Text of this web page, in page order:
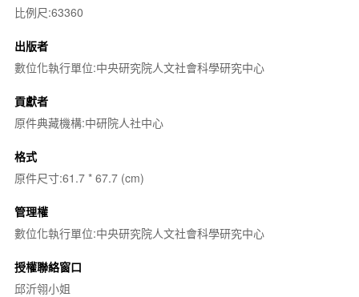
比例尺:63360
出版者
數位化執行單位:中央研究院人文社會科學研究中心
貢獻者
原件典藏機構:中研院人社中心
格式
原件尺寸:61.7 * 67.7 (cm)
管理權
數位化執行單位:中央研究院人文社會科學研究中心
授權聯絡窗口
邱沂翎小姐